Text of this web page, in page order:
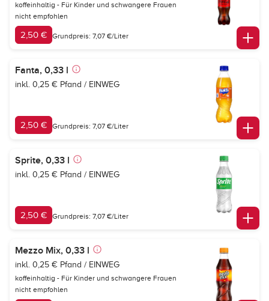
koffeinhaltig - Für Kinder und schwangere Frauen
nicht empfohlen
2,50 € Grundpreis: 7,07 €/Liter
Fanta, 0,33 l
inkl. 0,25 € Pfand / EINWEG
2,50 € Grundpreis: 7,07 €/Liter
Sprite, 0,33 l
inkl. 0,25 € Pfand / EINWEG
2,50 € Grundpreis: 7,07 €/Liter
Mezzo Mix, 0,33 l
inkl. 0,25 € Pfand / EINWEG
koffeinhaltig - Für Kinder und schwangere Frauen
nicht empfohlen